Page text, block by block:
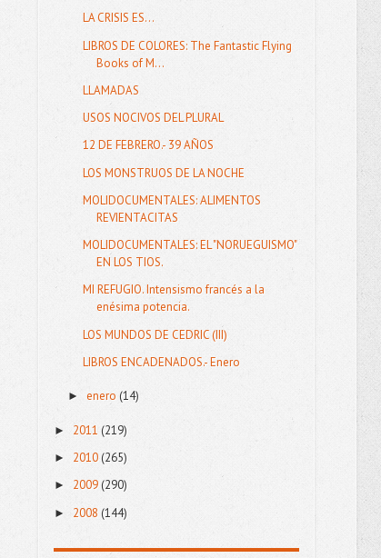
LA CRISIS ES...
LIBROS DE COLORES: The Fantastic Flying
Books of M...
LLAMADAS
USOS NOCIVOS DEL PLURAL
12 DE FEBRERO.- 39 AÑOS
LOS MONSTRUOS DE LA NOCHE
MOLIDOCUMENTALES: ALIMENTOS
REVIENTACITAS
MOLIDOCUMENTALES: EL "NORUEGUISMO"
EN LOS TIOS.
MI REFUGIO. Intensismo francés a la
enésima potencia.
LOS MUNDOS DE CEDRIC (III)
LIBROS ENCADENADOS.- Enero
►enero (14)
► 2011 (219)
► 2010 (265)
► 2009 (290)
► 2008 (144)